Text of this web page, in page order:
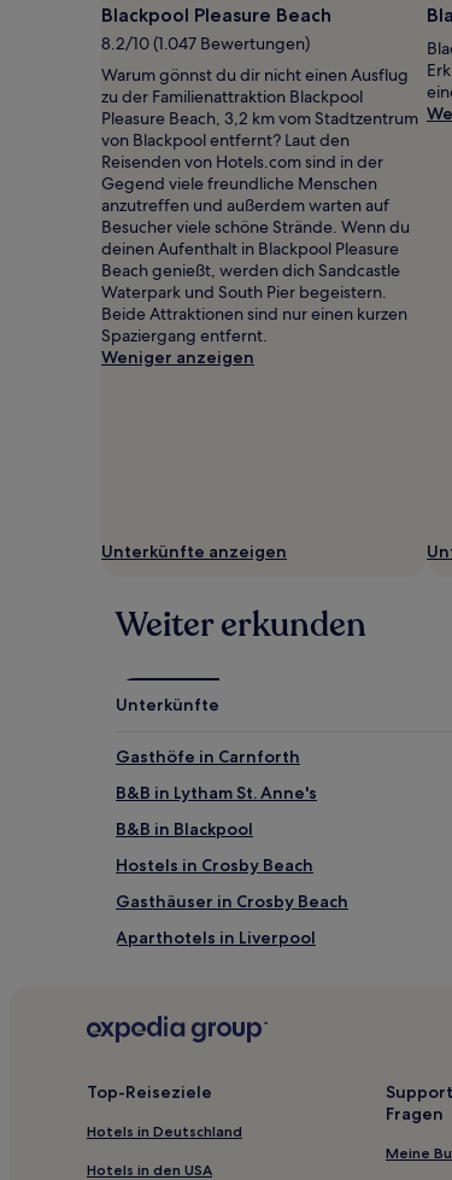
und
Verfügbarkeiten
können
sich
ändern.
Es
können
zusätzliche
Bedingungen
gelten.
Blackpool Pleasure Beach
8.2/10 (1.047 Bewertungen)
Warum gönnst du dir nicht einen Ausflug
zu der Familienattraktion Blackpool
Pleasure Beach, 3,2 km vom Stadtzentrum
von Blackpool entfernt? Laut den
Reisenden von Hotels.com sind in der
Gegend viele freundliche Menschen
anzutreffen und außerdem warten auf
Besucher viele schöne Strände. Wenn du
deinen Aufenthalt in Blackpool Pleasure
Beach genießt, werden dich Sandcastle
Waterpark und South Pier begeistern.
Beide Attraktionen sind nur einen kurzen
Spaziergang entfernt.
Weniger anzeigen
Unterkünfte anzeigen
Weiter erkunden
Unterkünfte
Gasthöfe in Carnforth
B&B in Lytham St. Anne's
B&B in Blackpool
Hostels in Crosby Beach
Gasthäuser in Crosby Beach
Aparthotels in Liverpool
Garstang Hotels
Hotels nahe Ashton Memorial
Hotels nahe Bahnhof Wigan North
Top-Reiseziele
Hotels in Deutschland
Hotels in den USA
Fragen
Meine